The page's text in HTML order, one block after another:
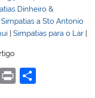
Dinheiro &
Simpatias a Sto Antonio
|Simpatias para o Lar |
Y
Pr